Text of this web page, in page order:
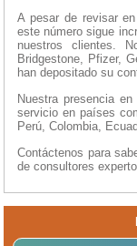
A pesar de revisar
este número sigue
nuestros clientes.
Bridgestone, Pfizer,
han depositado su
Nuestra presencia
servicio en países
Perú, Colombia,
Contáctenos para
de consultores